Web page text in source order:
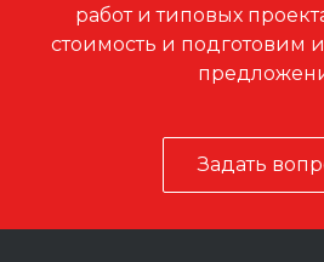
работ и типовых
стоимость и подготовим
Задать